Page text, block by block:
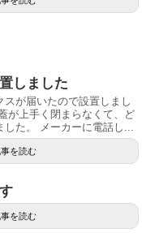
しました
スが届いたので設置しまし
が上手く閉まらなくて、ど
た。 メーカーに電話し...
を読む
を読む